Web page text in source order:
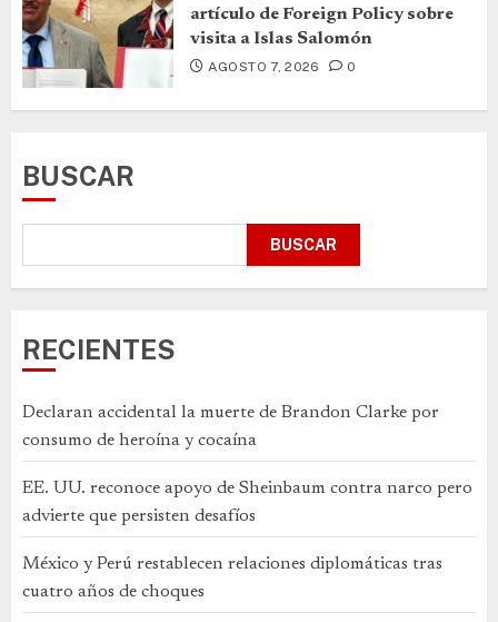
artículo de Foreign Policy sobre
visita a Islas Salomón
AGOSTO 7, 2026 0
BUSCAR
BUSCAR
RECIENTES
Declaran accidental la muerte de Brandon Clarke por
consumo de heroína y cocaína
EE. UU. reconoce apoyo de Sheinbaum contra narco pero
advierte que persisten desafíos
México y Perú restablecen relaciones diplomáticas tras
cuatro años de choques